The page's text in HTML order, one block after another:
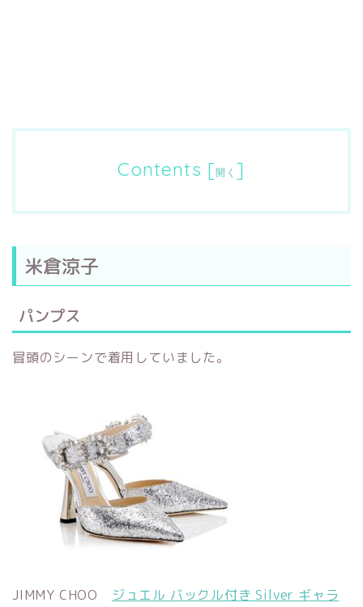
Contents [開く ]
米倉涼子
パンプス
冒頭のシーンで着用していました。
JIMMY CHOO ジュエル バックル付き Silver ギャラ